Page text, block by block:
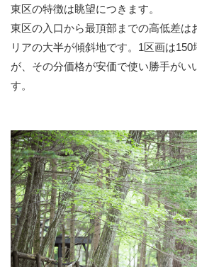
東区の特徴は眺望につきます。
東区の入口から最頂部までの高低差は
リアの大半が傾斜地です。1区画は
が、その分価格が安価で使い勝手がい
す。